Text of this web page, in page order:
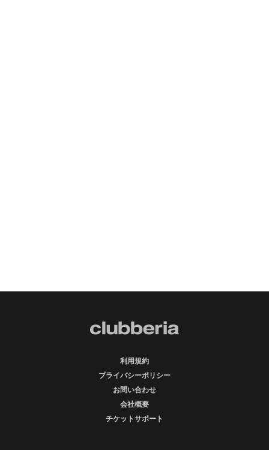
利用規約
プライバシーポリシー
お問い合わせ
会社概要
チケットサポート